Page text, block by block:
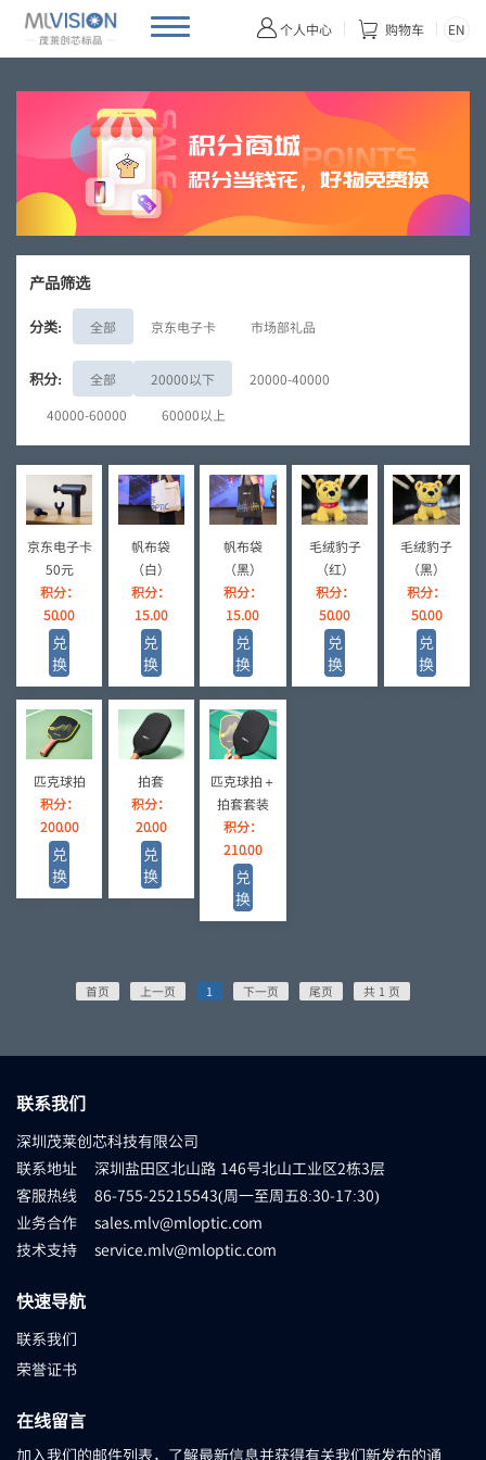
个人中心  购物车 EN
产品筛选
分类: 全部 京东电子卡 市场部礼品
积分: 全部 20000以下
20000-40000
40000-60000
60000以上
京东电子卡
50元
积分：
50.00
兑
换
帆布袋
（白）
积分：
15.00
兑
换
帆布袋
（黑）
积分：
15.00
兑
换
毛绒豹子
（红）
积分：
50.00
兑
换
毛绒豹子
（黑）
积分：
50.00
兑
换
匹克球拍
积分：
200.00
兑
换
拍套
积分：
20.00
兑
换
匹克球拍＋
拍套套装
积分：
210.00
兑
换
首页 上一页 1 下一页 尾页 共 1 页
联系我们
深圳茂莱创芯科技有限公司
联系地址 深圳盐田区北山路 146号北山工业区2栋3层
客服热线 86-755-25215543(周一至周五8:30-17:30)
业务合作 sales.mlv@mloptic.com
技术支持 service.mlv@mloptic.com
快速导航
联系我们
荣誉证书
在线留言
加入我们的邮件列表，了解最新信息并获得有关我们新发布的通